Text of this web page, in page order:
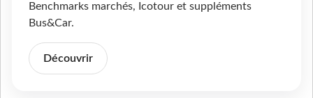
Benchmarks marchés, Icotour et suppléments
Bus&Car.
Découvrir